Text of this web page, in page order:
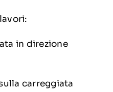
in direzione
carreggiata